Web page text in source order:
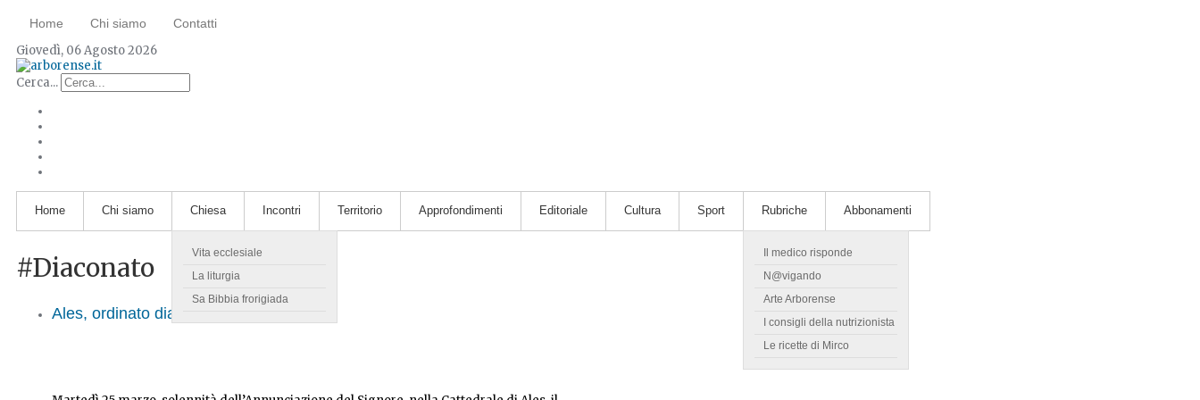
Home Chi siamo Contatti
Giovedì, 06 Agosto 2026
Cerca...
Home Chi siamo Chiesa
Vita ecclesiale
La liturgia
Sa Bibbia frorigiada
Incontri Territorio Approfondimenti Editoriale Cultura Sport Rubriche
Il medico risponde
N@vigando
Arte Arborense
I consigli della nutrizionista
Le ricette di Mirco
Abbonamenti
#Diaconato
Ales, ordinato diacono Andrea Scanu